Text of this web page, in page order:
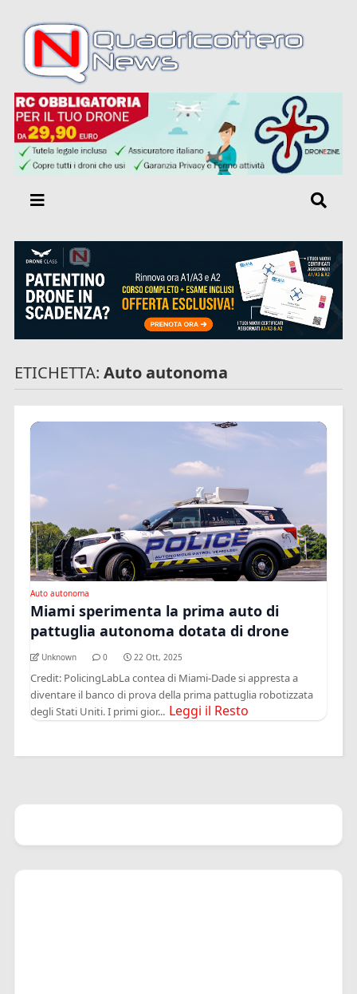
ETICHETTA:Auto autonoma
Auto autonoma
Miami sperimenta la prima auto di
pattuglia autonoma dotata di drone
Unknown 0 22 Ott, 2025
Credit: PolicingLabLa contea di Miami-Dade si appresta a
diventare il banco di prova della prima pattuglia robotizzata
degli Stati Uniti. I primi gior... Leggi il Resto